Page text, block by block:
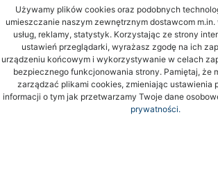
Używamy plików cookies oraz podobnych
umieszczanie naszym zewnętrznym dostawcom
usług, reklamy, statystyk. Korzystając ze strony
ustawień przeglądarki, wyrażasz zgodę na ich
urządzeniu końcowym i wykorzystywanie w celach
bezpiecznego funkcjonowania strony. Pamiętaj, że
zarządzać plikami cookies, zmieniając ustawienia
informacji o tym jak przetwarzamy Twoje dane
prywatności.